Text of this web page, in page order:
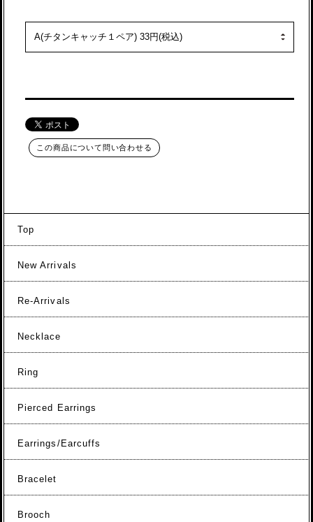
この商品について問い合わせる
Top
New Arrivals
Re-Arrivals
Necklace
Ring
Pierced Earrings
Earrings/Earcuffs
Bracelet
Brooch